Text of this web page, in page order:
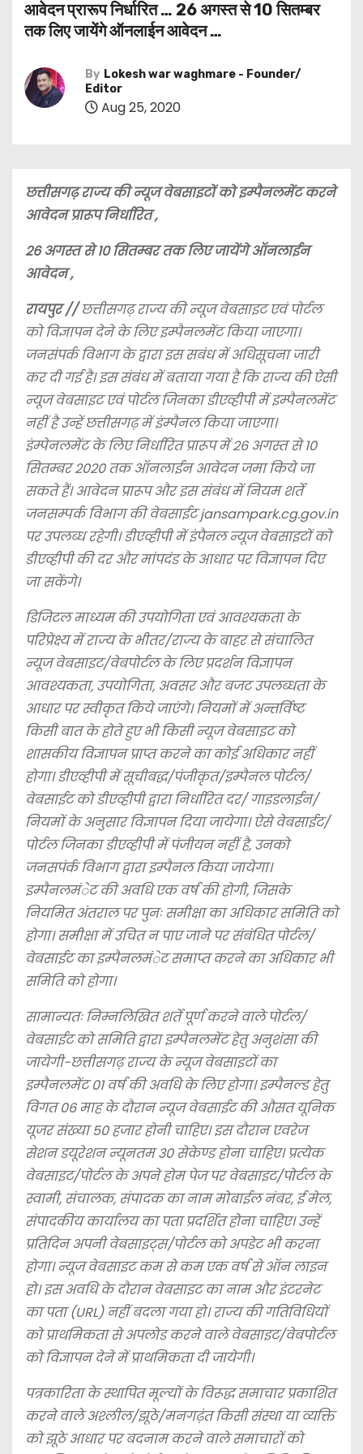
आवेदन प्रारूप निर्धारित … 26 अगस्त से 10 सितम्बर
तक लिए जायेंगे ऑनलाईन आवेदन …
By Lokesh war waghmare - Founder/
Editor
Aug 25, 2020
छत्तीसगढ़ राज्य की न्यूज वेबसाइटों को इम्पैनलमेंट करने
आवेदन प्रारूप निर्धारित ,
26 अगस्त से 10 सितम्बर तक लिए जायेंगे ऑनलाईन
आवेदन ,
रायपुर //छत्तीसगढ़ राज्य की न्यूज वेबसाइट एवं पोर्टल
को विज्ञापन देने के लिए इम्पैनलमेंट किया जाएगा।
जनसंपर्क विभाग के द्वारा इस सबंध में अधिसूचना जारी
कर दी गई है। इस संबंध में बताया गया है कि राज्य की ऐसी
न्यूज वेबसाइट एवं पोर्टल जिनका डीएव्हीपी में इम्पैनलमेंट
नहीं है उन्हें छत्तीसगढ़ में इंम्पैनल किया जाएगा।
इंम्पेनलमेंट के लिए निर्धारित प्रारूप में 26 अगस्त से 10
सितम्बर 2020 तक ऑनलाईन आवेदन जमा किये जा
सकते हैं। आवेदन प्रारूप और इस संबंध में नियम शर्ते
जनसम्पर्क विभाग की वेबसाईट jansampark.cg.gov.in
पर उपलब्ध रहेगी। डीएव्हीपी में इंपैनल न्यूज वेबसाइटों को
डीएव्हीपी की दर और मांपदंड के आधार पर विज्ञापन दिए
जा सकेंगे।
डिजिटल माध्यम की उपयोगिता एवं आवश्यकता के
परिप्रेक्ष्य में राज्य के भीतर/राज्य के बाहर से संचालित
न्यूज वेबसाइट/वेबपोर्टल के लिए प्रदर्शन विज्ञापन
आवश्यकता, उपयोगिता, अवसर और बजट उपलब्धता के
आधार पर स्वीकृत किये जाएंगे। नियमों में अन्तर्विष्ट
किसी बात के होते हुए भी किसी न्यूज वेबसाइट को
शासकीय विज्ञापन प्राप्त करने का कोई अधिकार नहीं
होगा। डीएव्हीपी में सूचीबद्ध/पंजीकृत/इम्पैनल पोर्टल/
वेबसाईट को डीएव्हीपी द्वारा निर्धारित दर/ गाइडलाईन/
नियमों के अनुसार विज्ञापन दिया जायेगा। ऐसे वेबसाईट/
पोर्टल जिनका डीएव्हीपी में पंजीयन नहीं है, उनको
जनसपंर्क विभाग द्वारा इम्पैनल किया जायेगा।
इम्पैनलमंेट की अवधि एक वर्ष की होगी, जिसके
नियमित अंतराल पर पुनः समीक्षा का अधिकार समिति को
होगा। समीक्षा में उचित न पाए जाने पर संबंधित पोर्टल/
वेबसाईट का इम्पैनलमंेट समाप्त करने का अधिकार भी
समिति को होगा।
सामान्यतः निम्नलिखित शर्ते पूर्ण करने वाले पोर्टल/
वेबसाईट को समिति द्वारा इम्पैनलमेंट हेतु अनुशंसा की
जायेगी-छत्तीसगढ़ राज्य के न्यूज वेबसाइटों का
इम्पैनलमेंट 01 वर्ष की अवधि के लिए होगा। इम्पैनल्ड हेतु
विगत 06 माह के दौरान न्यूज वेबसाईट की औसत यूनिक
यूजर संख्या 50 हजार होनी चाहिए। इस दौरान एवरेज
सेशन डयूरेशन न्यूनतम 30 सेकेण्ड होना चाहिए। प्रत्येक
वेबसाइट/पोर्टल के अपने होम पेज पर वेबसाइट/पोर्टल के
स्वामी, संचालक, संपादक का नाम मोबाईल नंबर, ई मेल,
संपादकीय कार्यालय का पता प्रदर्शित होना चाहिए। उन्हें
प्रतिदिन अपनी वेबसाइट्स/पोर्टल को अपडेट भी करना
होगा। न्यूज वेबसाइट कम से कम एक वर्ष से ऑन लाइन
हो। इस अवधि के दौरान वेबसाइट का नाम और इंटरनेट
का पता (URL) नहीं बदला गया हो। राज्य की गतिविधियों
को प्राथमिकता से अपलोड करने वाले वेबसाइट/वेबपोर्टल
को विज्ञापन देने में प्राथमिकता दी जायेगी।
पत्रकारिता के स्थापित मूल्यों के विरूद्ध समाचार प्रकाशित
करने वाले अश्लील/झूठे/मनगढ़ंत किसी संस्था या व्यक्ति
को झूठे आधार पर बदनाम करने वाले समाचारों को